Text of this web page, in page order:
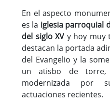
Turismo
Población
Corporación
Correo-e gratis
En el aspecto
es la iglesia parroquial
del siglo XV y hoy muy
destacan la portada
del Evangelio y la
un atisbo de torre,
modernizada por
actuaciones recientes.